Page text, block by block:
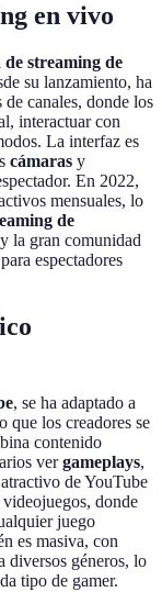
en vivo
streaming de
su lanzamiento, ha
canales, donde los
interactuar con
La interfaz es
cámaras y
En 2022,
mensuales, lo
de
la gran comunidad
espectadores
, se ha adaptado a
que los creadores se
contenido
vergameplays,
de YouTube
donde
juego
es masiva, con
diversos géneros, lo
tipo de gamer.